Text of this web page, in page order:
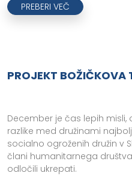
PREBERI VEČ
PROJEKT BOŽIČKOVA
December je čas lepih
razlike med družinami
socialno ogroženih družin v
člani humanitarnega
odločili ukrepati.